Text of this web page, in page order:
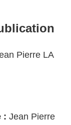
Pierre LA
: Jean Pierre